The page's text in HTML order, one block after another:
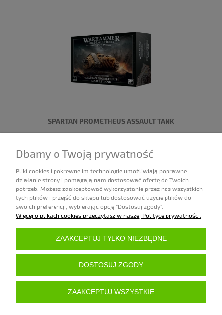
SPARTAN PROMETHEUS ASSAULT TANK
Dostępność:
3 sztuki
DO KOSZYKA
« 1 2 3 4 5 ... 10
ZAKUPY
MOJE KONTO
Dbamy o Twoją prywatność
Pliki cookies i pokrewne im technologie umożliwiają poprawne
działanie strony i pomagają nam dostosować ofertę do Twoich
potrzeb. Możesz zaakceptować wykorzystanie przez nas wszystkich
tych plików i przejść do sklepu lub dostosować użycie plików do
swoich preferencji, wybierając opcję "Dostosuj zgody".
Więcej o plikach cookies przeczytasz w naszej Polityce prywatności.
ZAAKCEPTUJ TYLKO NIEZBĘDNE
DOSTOSUJ ZGODY
ZAAKCEPTUJ WSZYSTKIE